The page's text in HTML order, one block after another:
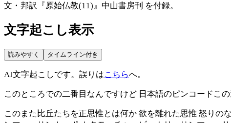
文・邦訳『原始仏教(11)』中山書房刊 を付録。
文字起こし表示
読みやすく タイムライン付き
AI文字起こしです。誤りはこちらへ。
このところでの二番目なんですけど 日本語のピンコードこ
このまた比丘たちを正思惟とは何か 欲を離れた思惟 怒りの